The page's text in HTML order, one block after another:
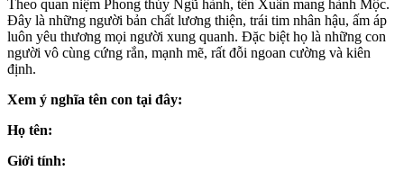
Theo quan niệm Phong thủy Ngũ hành, tên Xuân mang hành Mộc.
Đây là những người bản chất lương thiện, trái tim nhân hậu, ấm áp
luôn yêu thương mọi người xung quanh. Đặc biệt họ là những con
người vô cùng cứng rắn, mạnh mẽ, rất đỗi ngoan cường và kiên
định.
Xem ý nghĩa tên con tại đây:
Họ tên:
Giới tính: